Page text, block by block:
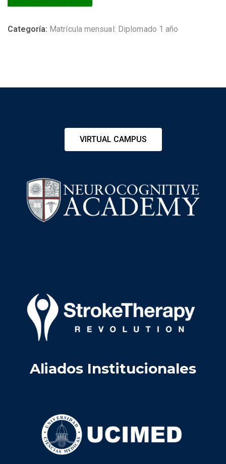
Categoría: Matrícula mensual: Diplomado 1 año
VIRTUAL CAMPUS
Aliados Institucionales